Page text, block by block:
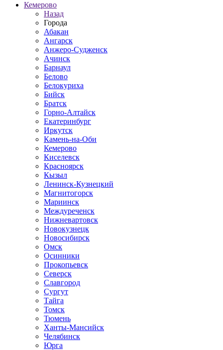
Кемерово
Назад
Города
Абакан
Ангарск
Анжеро-Судженск
Ачинск
Барнаул
Белово
Белокуриха
Бийск
Братск
Горно-Алтайск
Екатеринбург
Иркутск
Камень-на-Оби
Кемерово
Киселевск
Красноярск
Кызыл
Ленинск-Кузнецкий
Магнитогорск
Мариинск
Междуреченск
Нижневартовск
Новокузнецк
Новосибирск
Омск
Осинники
Прокопьевск
Северск
Славгород
Сургут
Тайга
Томск
Тюмень
Ханты-Мансийск
Челябинск
Юрга